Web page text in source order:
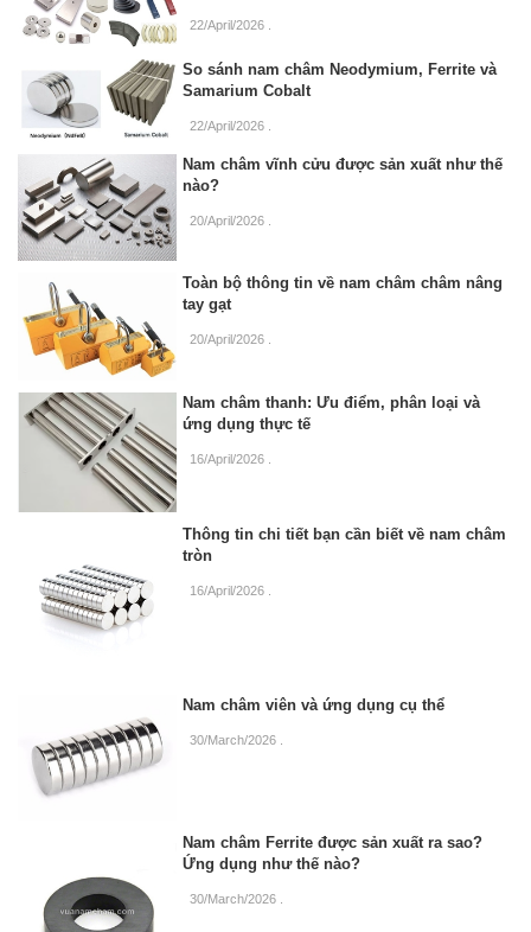
22/April/2026
So sánh nam châm Neodymium, Ferrite và
Samarium Cobalt
22/April/2026
Nam châm vĩnh cửu được sản xuất như thế
nào?
20/April/2026
Toàn bộ thông tin về nam châm châm nâng
tay gạt
20/April/2026
Nam châm thanh: Ưu điểm, phân loại và
ứng dụng thực tế
16/April/2026
Thông tin chi tiết bạn cần biết về nam châm
tròn
16/April/2026
Nam châm viên và ứng dụng cụ thể
30/March/2026
Nam châm Ferrite được sản xuất ra sao?
Ứng dụng như thế nào?
30/March/2026 .